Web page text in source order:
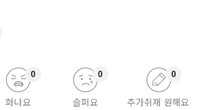
화나요
0
슬퍼요
0
추가취재 원해요
0